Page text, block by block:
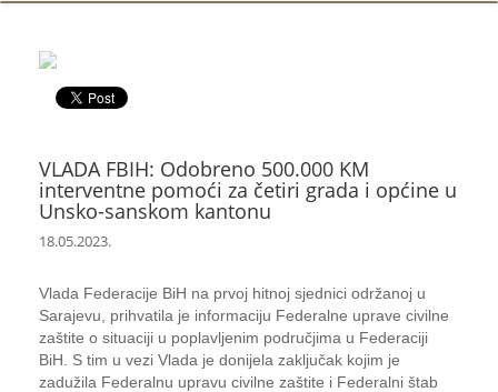
VLADA FBIH: Odobreno 500.000 KM
interventne pomoći za četiri grada i općine u
Unsko-sanskom kantonu
18.05.2023.
Vlada Federacije BiH na prvoj hitnoj sjednici održanoj u
Sarajevu, prihvatila je informaciju Federalne uprave civilne
zaštite o situaciji u poplavljenim područjima u Federaciji
BiH. S tim u vezi Vlada je donijela zaključak kojim je
zadužila Federalnu upravu civilne zaštite i Federalni štab